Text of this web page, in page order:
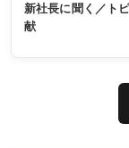
新社長に聞く／ト
献